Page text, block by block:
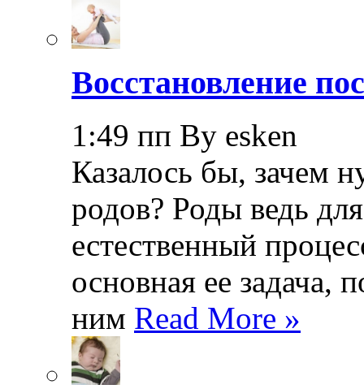
Восстановление
1:49 пп By esken
Казалось бы, зачем
родов? Роды ведь
естественный
основная ее задача,
ним Read More »